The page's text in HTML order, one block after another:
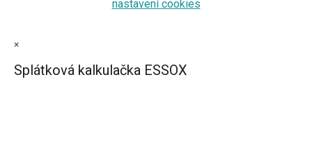
nastavení cookies
×
Splátková kalkulačka ESSOX